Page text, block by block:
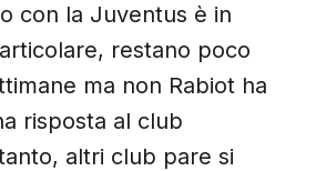
con la Juventus è in
restano poco
ma non Rabiot ha
risposta al club
altri club pare si